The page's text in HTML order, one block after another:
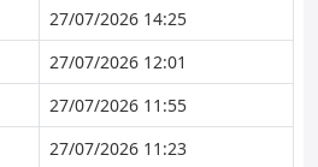
27/07/2026 14:25
27/07/2026 12:01
27/07/2026 11:55
27/07/2026 11:23